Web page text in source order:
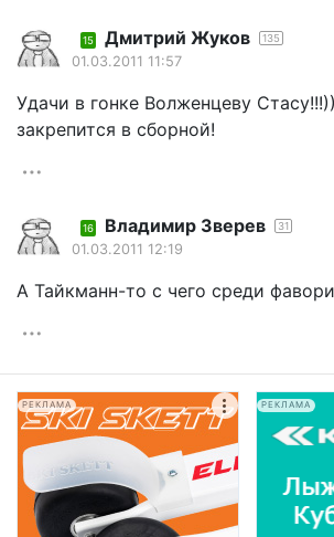
15 Дмитрий Жуков 135
01.03.2011 11:57
Удачи в гонке Волженцеву
закрепится в сборной!
16 Владимир Зверев 31
01.03.2011 12:19
А Тайкманн-то с чего среди
РЕКЛАМА РЕКЛАМА